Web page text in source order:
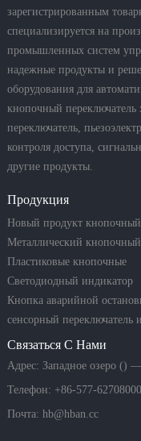
условиях.
зарегистрированным
специализируется на
промышленных систем
надежные продукты и
оборудования для
кнопочный переключатель
переключатель,
контроля доступа,
другие продукты.
Продукция
Новый продукт кнопочный
переключатель
Металлический кнопочный
переключатель
Пластиковые кнопочные
переключатели
Светодиодный индикатор
Кнопка аварийной
сенсорный переключатель и
пьезо-кнопка
Связаться С Нами
Адрес: Западное озеро ()
Телефон: +86-577-62708000
Почта: hb@hban.cc